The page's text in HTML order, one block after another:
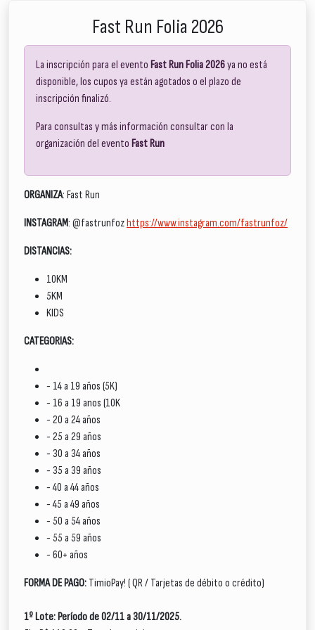
Fast Run Folia 2026
La inscripción para el evento Fast Run Folia 2026ya no está
disponible, los cupos ya están agotados o el plazo de
inscripción finalizó.
Para consultas y más información consultar con la
organización del evento Fast Run
ORGANIZA: Fast Run
INSTAGRAM: @fastrunfozhttps://www.instagram.com/fastrunfoz/
DISTANCIAS:
10KM
5KM
KIDS
CATEGORIAS:
- 14 a 19 años (5K)
- 16 a 19 anos (10K
- 20 a 24 años
- 25 a 29 años
- 30 a 34 años
- 35 a 39 años
- 40 a 44 años
- 45 a 49 años
- 50 a 54 años
- 55 a 59 años
- 60+ años
FORMA DE PAGO: TimioPay! ( QR / Tarjetas de débito o crédito)
1º Lote: Período de 02/11 a 30/11/2025.